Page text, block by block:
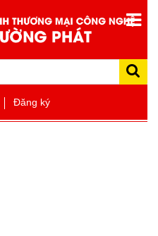
Đăng ký